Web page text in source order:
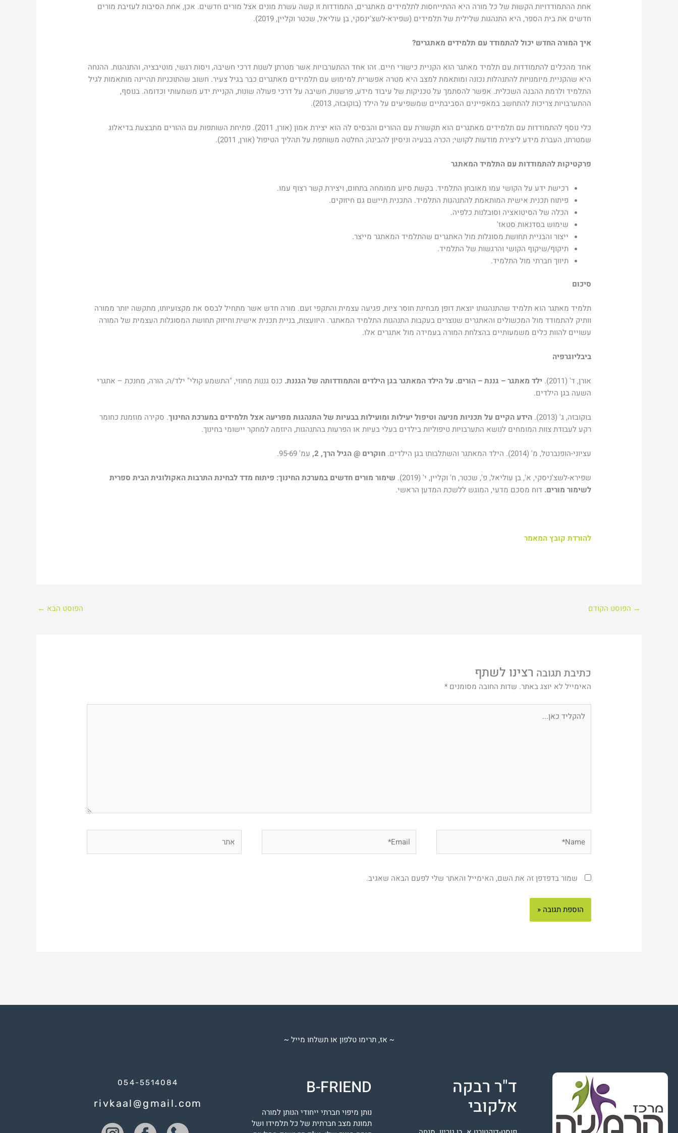
אחת ההתמודדויות הקשות של כל מורה היא ההתייחסות לתלמידים מאתגרים, התמודדות זו קשה עשרת מונים אצל מורים חדשים. אכן, אחת הסיבות לעזיבת מורים
חדשים את בית הספר, היא התנהגות שלילית של תלמידים (שפירא-לשצ'ינסקי, בן עוליאל, שכטר וקליין, 2019).
איך המורה החדש יכול להתמודד עם תלמידים מאתגרים?
אחד מהכלים להתמודדות עם תלמיד מאתגר הוא הקניית כישורי חיים. זהו אחד ההתערבויות אשר מטרתן לשנות דרכי חשיבה, ויסות רגשי, מוטיבציה, והתנהגות. ההנחה
היא שהקניית מיומנויות להתנהלות נכונה ומותאמת למצב היא מטרה אפשרית למימוש עם תלמידים מאתגרים כבר בגיל צעיר. חשוב שהתוכניות תהיינה מותאמות לגיל
התלמיד ולרמת ההבנה השכלית. אפשר להסתמך על טכניקות של עיבוד מידע, פרשנות, חשיבה על דרכי פעולה שונות, הקניית ידע משמעותי וכדומה. בנוסף,
ההתערבויות צריכות להתחשב במאפיינים הסביבתיים שמשפיעים על הילד (בוקובזה, 2013).
כלי נוסף להתמודדות עם תלמידים מאתגרים הוא תקשורת עם ההורים והבסיס לה הוא יצירת אמון (אורן, 2011). פתיחת השותפות עם ההורים מתבצעת בדיאלוג
שמטרתו, העברת מידע ליצירת מודעות לקושי; הכרה בבעיה וניסיון להבינה; החלטה משותפת על תהליך הטיפול (אורן, 2011).
פרקטיקות להתמודדות עם התלמיד המאתגר
רכישת ידע על הקושי עמו מאובחן התלמיד. בקשת סיוע ממומחה בתחום, ויצירת קשר רצוף עמו.
פיתוח תכנית אישית המותאמת להתנהגות התלמיד. התכנית תיישם גם חיזוקים.
הכלה של הסיטואציה וסובלנות כלפיה.
שימוש בסדנאות סטאז'
ייצור והבניית תחושת מסוגלות מול האתגרים שהתלמיד המאתגר מייצר.
תיקוף/שיקוף הקושי והרגשות של התלמיד.
תיווך חברתי מול התלמיד.
סיכום
תלמיד מאתגר הוא תלמיד שהתנהגותו יוצאת דופן מבחינת חוסר ציות, פגיעה עצמית והתקפי זעם. מורה חדש אשר מתחיל לבסס את מקצועיותו, מתקשה יותר ממורה
וותיק להתמודד מול המכשולים והאתגרים שנוצרים בעקבות התנהגות התלמיד המאתגר. היוועצות, בניית תכנית אישית וחיזוק תחושת המסוגלות העצמית של המורה
עשויים להוות כלים משמעותיים בהצלחת המורה בעמידה מול אתגרים אלו.
ביבליוגרפיה
אורן, ד' (2011). ילד מאתגר – גננת – הורים. על הילד המאתגר בגן הילדים והתמודדותה של הגננת. כנס גננות מחוזי, "התשמע קולי" ילד/ה, הורה, מחנכת – אתגרי
השעה בגן הילדים.
בוקובזה, ג' (2013). הידע הקיים על תכניות מניעה וטיפול יעילות ומועילות בבעיות של התנהגות מפריעה אצל תלמידים במערכת החינוך. סקירה מוזמנת כחומר
רקע לעבודת צוות המומחים לנושא התערבויות טיפוליות בילדים בעלי בעיות או הפרעות בהתנהגות, היוזמה למחקר יישומי בחינוך.
עציוני-הופנברטל, מ' (2014). הילד המאתגר והשתלבותו בגן הילדים. חוקרים @ הגיל הרך, 2, עמ' 95-69.
שפירא-לשצ'ניסקי, א', בן עוליאל, פ', שכטר, ח' וקליין, י' (2019).
שימור מורים חדשים במערכת החינוך: פיתוח מדד לבחינת התרבות האקולוגית הבית ספרית
לשימור מורים. דוח מסכם מדעי, המוגש ללשכת המדען הראשי.
להורדת קובץ המאמר
→ הפוסט הקודם הפוסט הבא ←
כתיבת תגובה
האימייל לא יוצג באתר. שדות החובה מסומנים*
כאן...
שמור בדפדפן זה את השם, האימייל והאתר שלי לפעם הבאה שאגיב.
~ אז, תרימו טלפון או תשלחו מייל ~
ד"ר רבקה
אלקובי
B-FRIEND
נותן מיפוי חברתי ייחודי הנותן למורה
תמונת מצב חברתית של כל תלמידו ושל
054-5514084
rivkaal@gmail.com